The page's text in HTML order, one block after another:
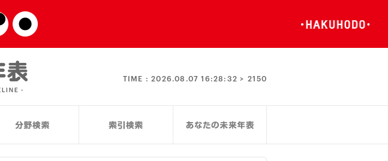
TIME :2026.08.07 16:28:32 > 2150